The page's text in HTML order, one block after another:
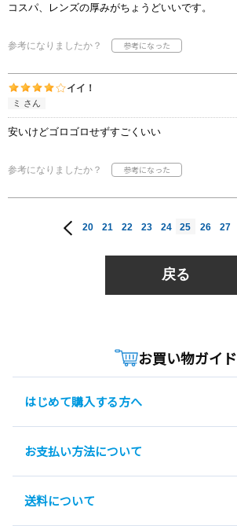
コスパ、レンズの厚みがちょうどいいです。
参考になりましたか？
イイ！
ミ さん
安いけどゴロゴロせずすごくいい
参考になりましたか？
20 21 22 23 24 25 26 27
戻る
お買い物ガイド
はじめて購入する方へ
お支払い方法について
送料について